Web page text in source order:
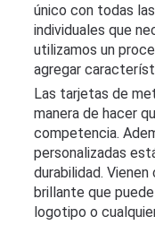
Test
Site
único con todas
individuales que
utilizamos un
agregar
Las tarjetas de
manera de hacer
competencia.
personalizadas
durabilidad.
brillante que
logotipo o